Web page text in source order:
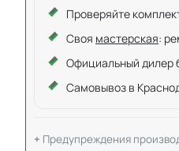
Проверяйте
Своя мастерская:
Официальный дилер
Самовывоз в
Предупреждения